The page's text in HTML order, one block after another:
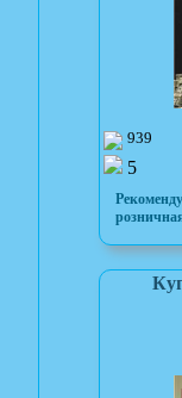
939
5